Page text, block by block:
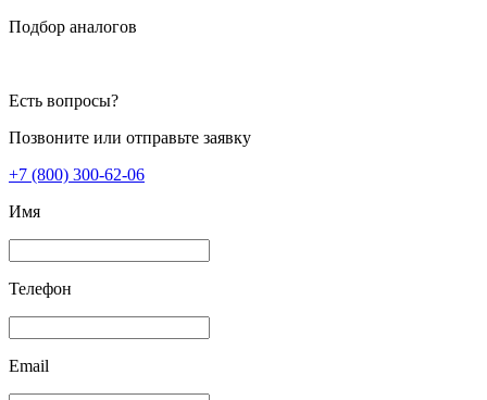
Подбор аналогов
Есть вопросы?
Позвоните или отправьте заявку
+7 (800) 300-62-06
Имя
Телефон
Email